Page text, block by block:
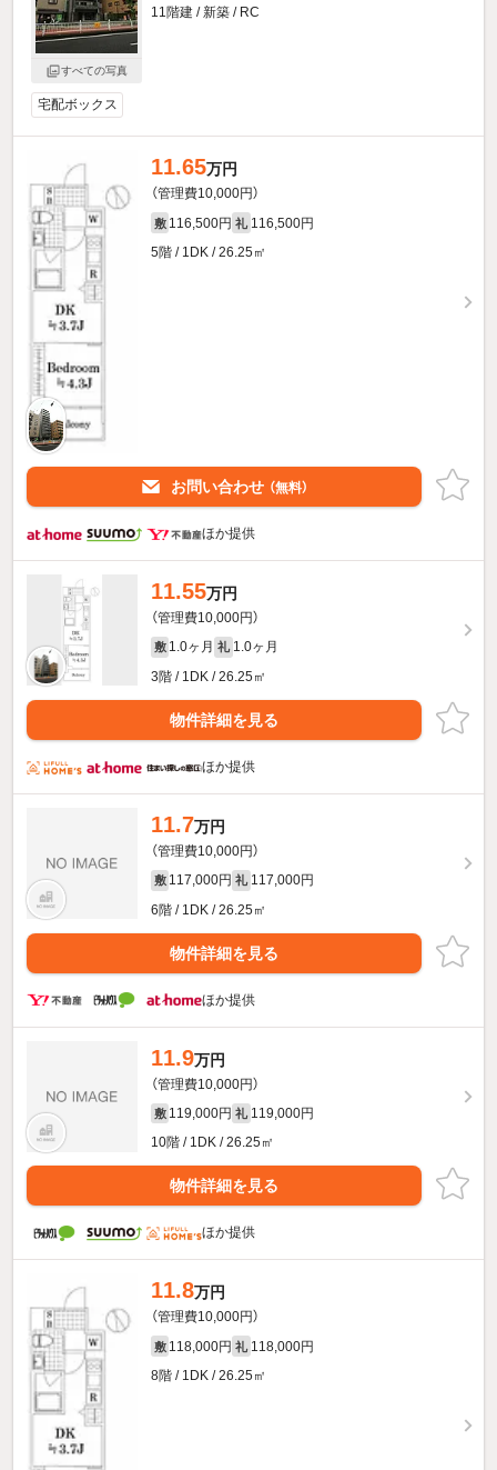
すべての写真
11階建 / 新築 / RC
宅配ボックス
11.65万円
（管理費10,000円）
敷 116,500円 礼 116,500円
5階 / 1DK / 26.25㎡
お問い合わせ （無料）
ほか提供
11.55万円
（管理費10,000円）
敷 1.0ヶ月 礼 1.0ヶ月
3階 / 1DK / 26.25㎡
物件詳細を見る
ほか提供
11.7万円
（管理費10,000円）
敷 117,000円 礼 117,000円
6階 / 1DK / 26.25㎡
物件詳細を見る
ほか提供
11.9万円
（管理費10,000円）
敷 119,000円 礼 119,000円
10階 / 1DK / 26.25㎡
物件詳細を見る
ほか提供
11.8万円
（管理費10,000円）
敷 118,000円 礼 118,000円
8階 / 1DK / 26.25㎡